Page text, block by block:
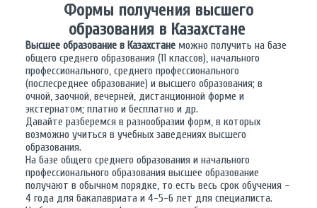
Формы получения высшего
образования в Казахстане
Высшее образование в Казахстане можно получить на базе
общего среднего образования (11 классов), начального
профессионального, среднего профессионального
(послесреднее образование) и высшего образования; в
очной, заочной, вечерней, дистанционной форме и
экстернатом; платно и бесплатно и др.
Давайте разберемся в разнообразии форм, в которых
возможно учиться в учебных заведениях высшего
образования.
На базе общего среднего образования и начального
профессионального образования высшее образование
получают в обычном порядке, то есть весь срок обучения –
4 года для бакалавриата и 4-5-6 лет для специалиста.